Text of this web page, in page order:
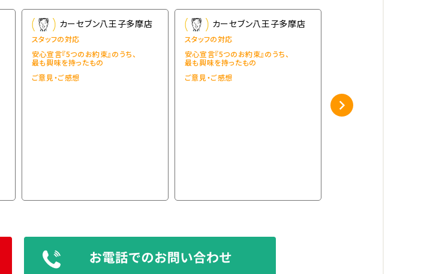
カーセブン八王子多摩店
スタッフの対応
安心宣言『5つのお約束』のうち、
最も興味を持ったもの
ご意見・ご感想
カーセブン八王子多摩店
スタッフの対応
安心宣言『5つのお約束』のうち、
最も興味を持ったもの
ご意見・ご感想